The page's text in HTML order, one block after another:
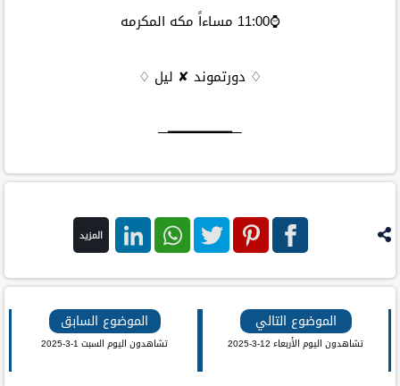
⌚11:00 مساءاً مكه المكرمه
♢ دورتموند ✘ ليل ♢
─━━━━━━━━─
بوك
المزيد
الموضوع التالي
تشاهدون اليوم الأربعاء 12-3-2025
الموضوع السابق
تشاهدون اليوم السبت 1-3-2025